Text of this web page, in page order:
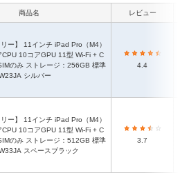
商品名 レビュー
10コアGPU 11型 Wi-Fi + C
のみ ストレージ：256GB 標準
シルバー
4.4
10コアGPU 11型 Wi-Fi + C
のみ ストレージ：512GB 標準
スペースブラック
3.7